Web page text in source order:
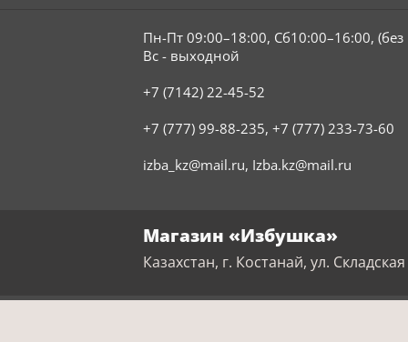
Пн-Пт 09:00–18:00, Сб10:00–16:00,
Вс - выходной
+7 (7142) 22-45-52
+7 (777) 99-88-235, +7 (777) 233-73-60
izba_kz@mail.ru, Izba.kz@mail.ru
Магазин «Избушка»
Казахстан, г. Костанай, ул.